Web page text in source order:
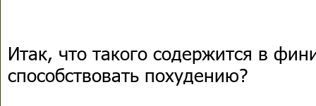
Итак, что такого содержится в
способствовать похудению?